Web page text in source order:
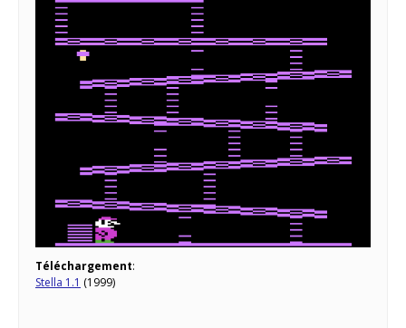
Téléchargement:
Stella 1.1 (1999)